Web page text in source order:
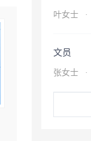
叶女士 ·
文员
张女士 ·